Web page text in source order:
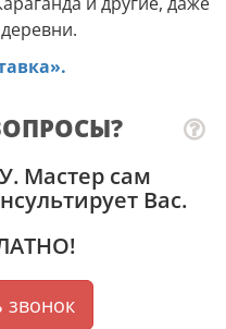
. Мастер сам
Вас.
звонок